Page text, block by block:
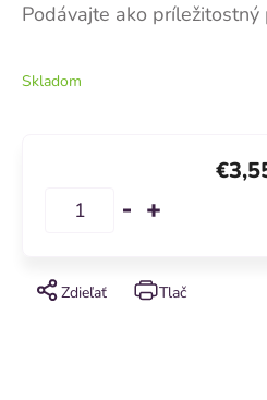
Podávajte ako príležitostný
Tlač
Zdieľať
Skladom